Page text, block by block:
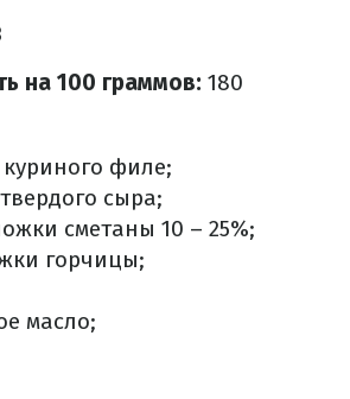
на 100 граммов: 180
филе;
сыра;
сметаны 10 – 25%;
горчицы;
масло;